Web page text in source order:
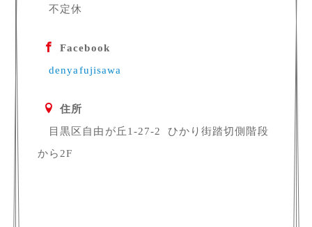
不定休
Facebook
denyafujisawa
住所
目黒区自由が丘1-27-2 ひかり街踏切側階段
から2F